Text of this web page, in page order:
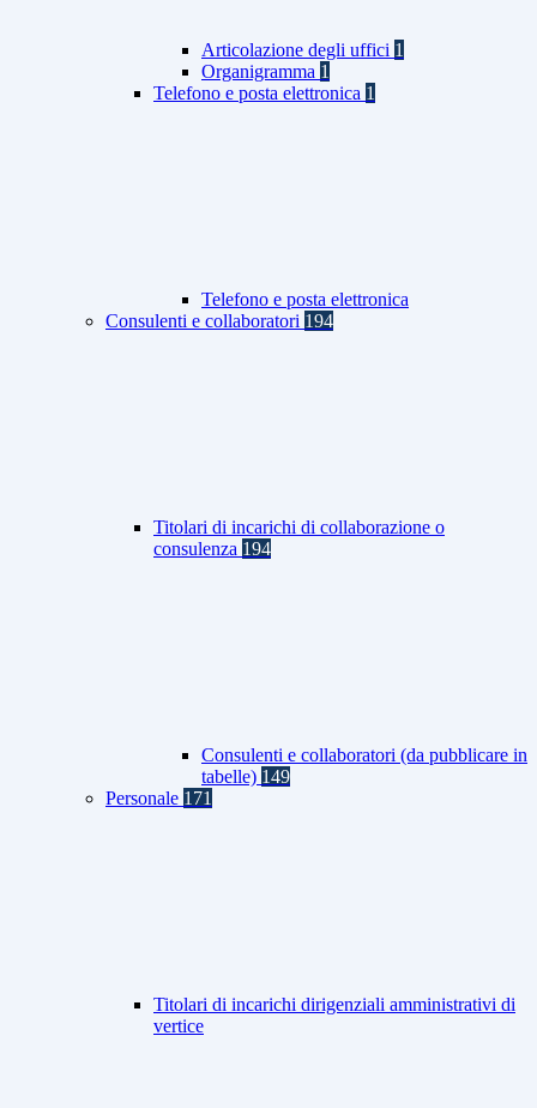
Articolazione degli uffici 1
Organigramma 1
Telefono e posta elettronica 1
Telefono e posta elettronica
Consulenti e collaboratori 194
Titolari di incarichi di collaborazione o
consulenza 194
Consulenti e collaboratori (da pubblicare in
tabelle) 149
Personale 171
Titolari di incarichi dirigenziali amministrativi di
vertice